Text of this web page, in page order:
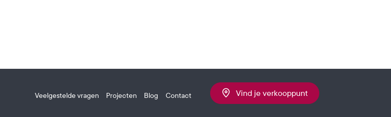
Veelgestelde vragen Projecten Blog Contact Vind je verkooppunt